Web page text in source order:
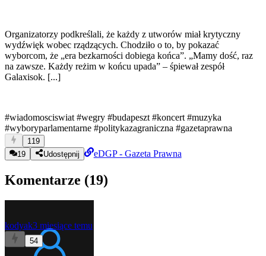
Organizatorzy podkreślali, że każdy z utworów miał krytyczny
wydźwięk wobec rządzących. Chodziło o to, by pokazać
wyborcom, że „era bezkarności dobiega końca”. „Mamy dość, raz
na zawsze. Każdy reżim w końcu upada” – śpiewał zespół
Galaxisok. [...]
#wiadomosciswiat #wegry #budapeszt #koncert #muzyka
#wyboryparlamentarne #politykazagraniczna #gazetaprawna
119
19
Udostępnij eDGP - Gazeta Prawna
Komentarze (19)
kodyak3 miesiące temu
54